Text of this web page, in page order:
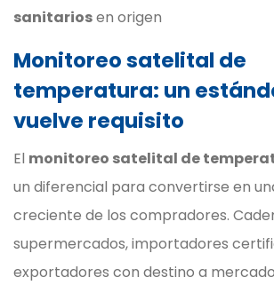
sanitariosen origen
Monitoreo satelital de
temperatura: un
vuelve requisito
El monitoreo satelital de
un diferencial para convertirse en
creciente de los compradores.
supermercados, importadores
exportadores con destino a